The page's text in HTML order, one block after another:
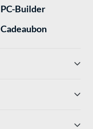
PC-Builder
Cadeaubon